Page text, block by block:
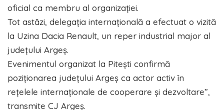
oficial ca membru al organizației.
Tot astăzi, delegația internațională a efectuat o vizită
la Uzina Dacia Renault, un reper industrial major al
județului Argeș.
Evenimentul organizat la Pitești confirmă
poziționarea județului Argeș ca actor activ în
rețelele internaționale de cooperare și dezvoltare”,
transmite CJ Argeș.